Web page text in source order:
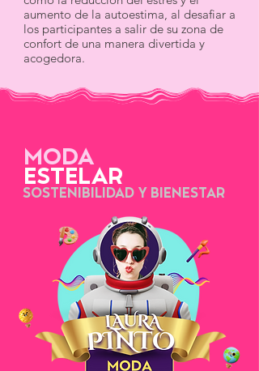
aumento de la autoestima, al desafiar a
los participantes a salir de su zona de
confort de una manera divertida y
acogedora.
MODA
ESTELAR
SOSTENIBILIDAD Y BIENESTAR